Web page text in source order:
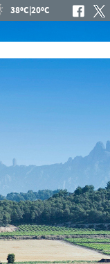
38ºC|20ºC